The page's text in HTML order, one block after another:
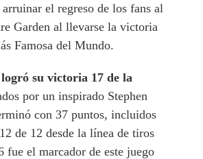
arruinar el regreso de los fans al
Garden al llevarse la victoria
Famosa del Mundo.
su victoria 17 de la
por un inspirado Stephen
con 37 puntos, incluidos
de 12 desde la línea de tiros
fue el marcador de este juego